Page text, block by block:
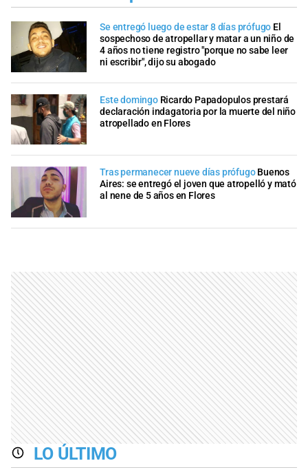
Se entregó luego de estar 8 días prófugo El
sospechoso de atropellar y matar a un niño de
4 años no tiene registro "porque no sabe leer
ni escribir", dijo su abogado
Este domingo Ricardo Papadopulos prestará
declaración indagatoria por la muerte del niño
atropellado en Flores
Tras permanecer nueve días prófugo Buenos
Aires: se entregó el joven que atropelló y mató
al nene de 5 años en Flores
LO ÚLTIMO